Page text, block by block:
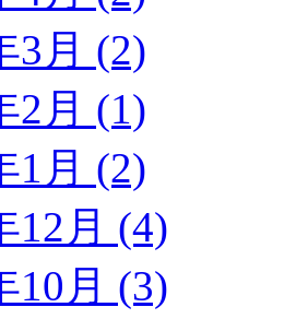
3月 (2)
2月 (1)
1月 (2)
12月 (4)
10月 (3)